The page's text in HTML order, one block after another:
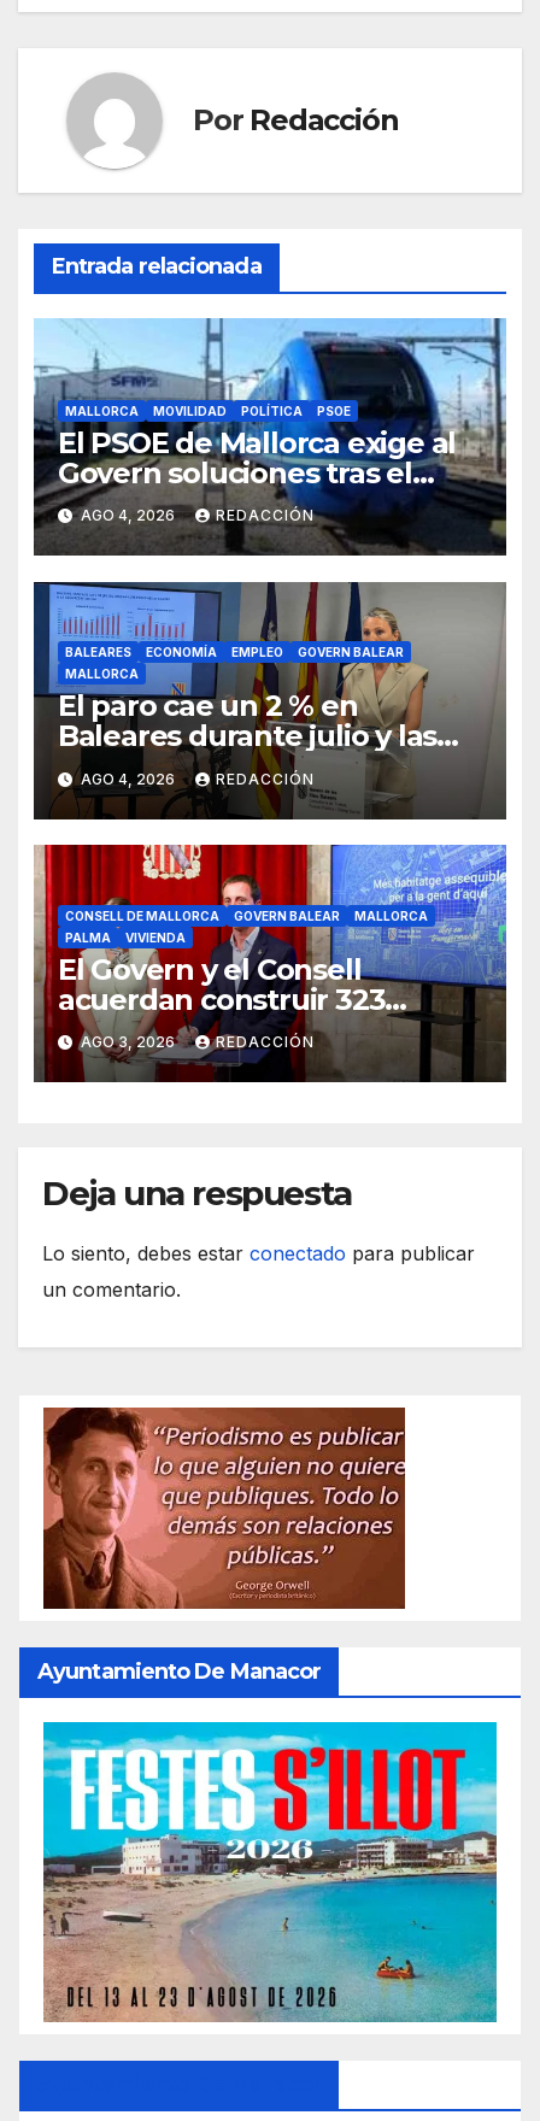
k
Por Redacción
Entrada relacionada
MALLORCA MOVILIDAD POLÍTICA PSOE
El PSOE de Mallorca exige al
Govern soluciones tras el
tijeretazo de trenes en
agosto
AGO 4, 2026 REDACCIÓN
BALEARES ECONOMÍA EMPLEO
GOVERN BALEAR
MALLORCA
El paro cae un 2 % en
Baleares durante julio y las
islas lideran la contratación
indefinida
AGO 4, 2026 REDACCIÓN
CONSELL DE MALLORCA GOVERN BALEAR
MALLORCA
PALMA
VIVIENDA
El Govern y el Consell
acuerdan construir 323
viviendas públicas en Palma
AGO 3, 2026 REDACCIÓN
Deja una respuesta
Lo siento, debes estar conectado para publicar
un comentario.
Ayuntamiento De Manacor